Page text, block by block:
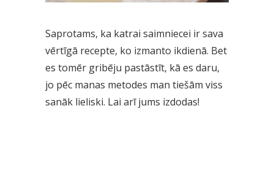
Saprotams, ka katrai saimniecei ir sava
vērtīgā recepte, ko izmanto ikdienā. Bet
es tomēr gribēju pastāstīt, kā es daru,
jo pēc manas metodes man tiešām viss
sanāk lieliski. Lai arī jums izdodas!